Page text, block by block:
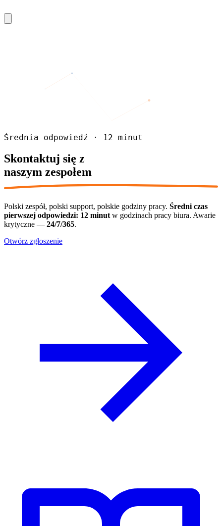
Średnia odpowiedź · 12 minut
Skontaktuj się z
naszym zespołem
Polski zespół, polski support, polskie godziny pracy. Średni czas
pierwszej odpowiedzi: 12 minut w godzinach pracy biura. Awarie
krytyczne — 24/7/365.
Otwórz zgłoszenie